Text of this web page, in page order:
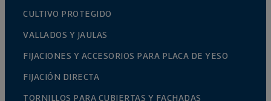
CULTIVO PROTEGIDO
VALLADOS Y JAULAS
FIJACIONES Y ACCESORIOS PARA PLACA DE YESO
FIJACIÓN DIRECTA
TORNILLOS PARA CUBIERTAS Y FACHADAS